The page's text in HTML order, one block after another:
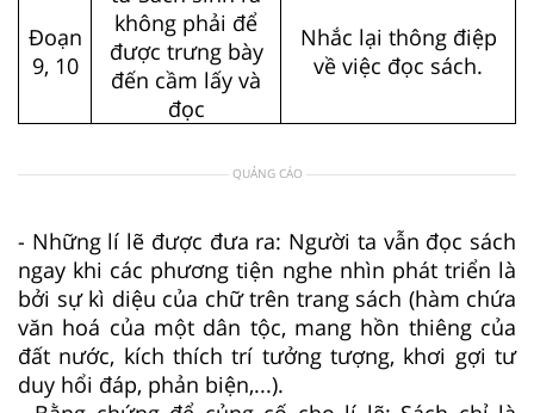
Đoạn
9, 10
không phải để
được trưng bày
đến cầm lấy và
đọc
Nhắc lại thông điệp
về việc đọc sách.
QUẢNG CÁO
- Những lí lẽ được đưa ra: Người ta vẫn đọc sách
ngay khi các phương tiện nghe nhìn phát triển là
bởi sự kì diệu của chữ trên trang sách (hàm chứa
văn hoá của một dân tộc, mang hồn thiêng của
đất nước, kích thích trí tưởng tượng, khơi gợi tư
duy hổi đáp, phản biện,...).